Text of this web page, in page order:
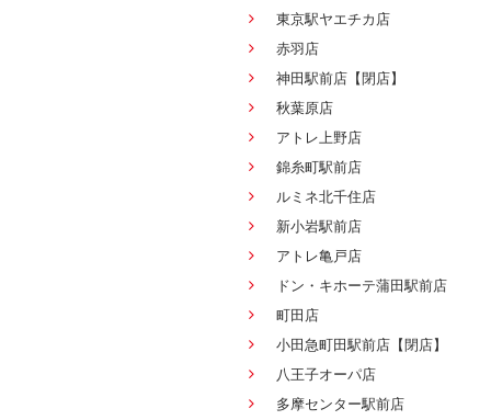
東京駅ヤエチカ店
赤羽店
神田駅前店【閉店】
秋葉原店
アトレ上野店
錦糸町駅前店
ルミネ北千住店
新小岩駅前店
アトレ亀戸店
ドン・キホーテ蒲田駅前店
町田店
小田急町田駅前店【閉店】
八王子オーパ店
多摩センター駅前店